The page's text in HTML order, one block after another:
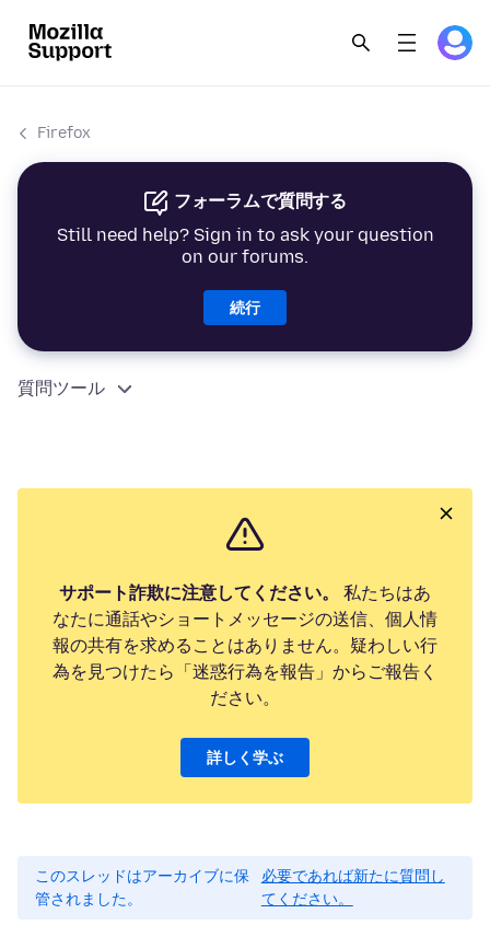
Firefox
フォーラムで質問する
Still need help? Sign in to ask your question
on our forums.
続行
質問ツール
サポート詐欺に注意してください。
私たちはあ
なたに通話やショートメッセージの送信、個人情
報の共有を求めることはありません。疑わしい行
為を見つけたら「迷惑行為を報告」からご報告く
ださい。
詳しく学ぶ
このスレッドはアーカイブに保
管されました。
必要であれば新たに質問し
てください。